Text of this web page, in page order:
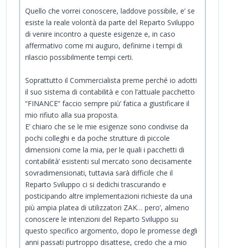
Quello che vorrei conoscere, laddove possibile, e’ se
esiste la reale volontà da parte del Reparto Sviluppo
di venire incontro a queste esigenze e, in caso
affermativo come mi auguro, definirne i tempi di
rilascio possibilmente tempi certi.
Soprattutto il Commercialista preme perché io adotti
il suo sistema di contabilità e con l’attuale pacchetto
“FINANCE” faccio sempre più’ fatica a giustificare il
mio rifiuto alla sua proposta.
E’ chiaro che se le mie esigenze sono condivise da
pochi colleghi e da poche strutture di piccole
dimensioni come la mia, per le quali i pacchetti di
contabilità’ esistenti sul mercato sono decisamente
sovradimensionati, tuttavia sarà difficile che il
Reparto Sviluppo ci si dedichi trascurando e
posticipando altre implementazioni richieste da una
più ampia platea di utilizzatori ZAK… pero’, almeno
conoscere le intenzioni del Reparto Sviluppo su
questo specifico argomento, dopo le promesse degli
anni passati purtroppo disattese, credo che a mio